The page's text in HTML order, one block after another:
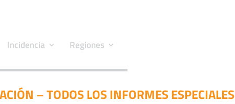
Incidencia Regiones
– TODOS LOS INFORMES ESPECIALES